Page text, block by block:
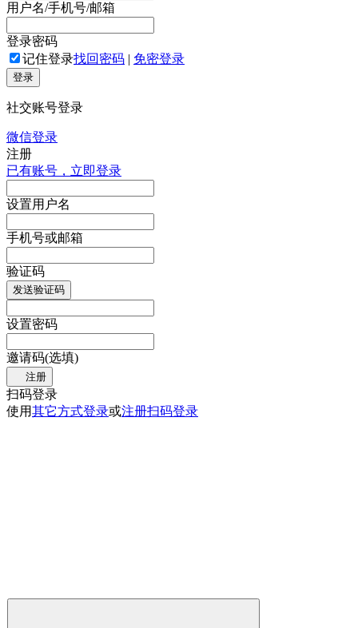
用户名/手机号/邮箱
登录密码
记住登录找回密码 | 免密登录
登录
社交账号登录
微信登录
注册
已有账号，立即登录
设置用户名
手机号或邮箱
验证码
发送验证码
设置密码
邀请码(选填)
注册
扫码登录
使用其它方式登录或注册扫码登录